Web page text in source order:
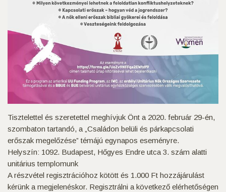
Tisztelettel és szeretettel meghívjuk Önt a 2020. február 29-én,
szombaton tartandó, a „Családon belüli és párkapcsolati
erőszak megelőzése” témájú egynapos eseményre.
Helyszín: 1092. Budapest, Hőgyes Endre utca 3. szám alatti
unitárius templomunk
A részvétel regisztrációhoz kötött és 1.000 Ft hozzájárulást
kérünk a megjelenéskor. Regisztrálni a következő elérhetőségen